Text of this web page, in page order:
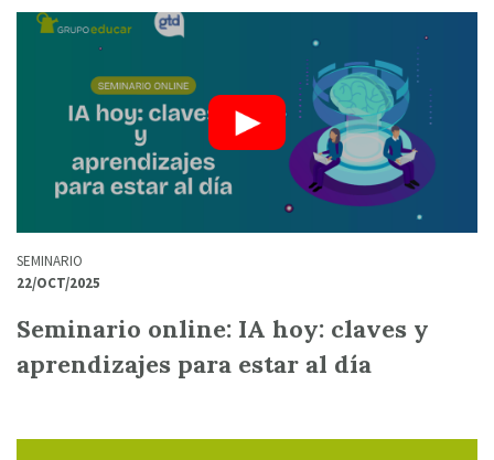
SEMINARIO
22/OCT/2025
Seminario online: IA hoy: claves y
aprendizajes para estar al día